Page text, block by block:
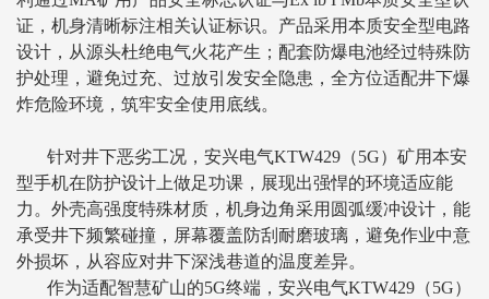
证，机身清晰标注相关认证标识。产品采用本质安全型电路
设计，从源头杜绝电气火花产生；配套防爆电池经过特殊防
护处理，避免过充、过放引发安全隐患，全方位适配井下爆
炸危险环境，筑牢安全使用底线。
针对井下恶劣工况，安兴电气KTW429（5G）矿用本安
型手机在防护设计上做足功课，展现出强悍的环境适应能
力。外壳高强度特殊材质，机身边角采用圆弧缓冲设计，能
承受井下频繁碰撞，屏幕覆盖防刮耐磨玻璃，避免作业中意
外损坏，从容应对井下深浅巷道的温度差异。
作为适配智慧矿山的5G终端，安兴电气KTW429（5G）